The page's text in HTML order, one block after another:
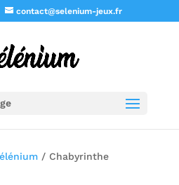
contact@selenium-jeux.fr
/ Chabyrinthe